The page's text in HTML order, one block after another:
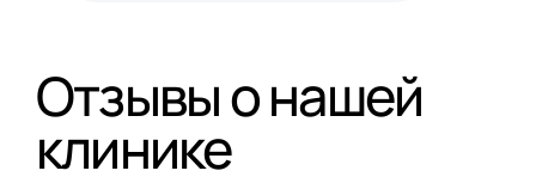
Отзывы о нашей
клинике